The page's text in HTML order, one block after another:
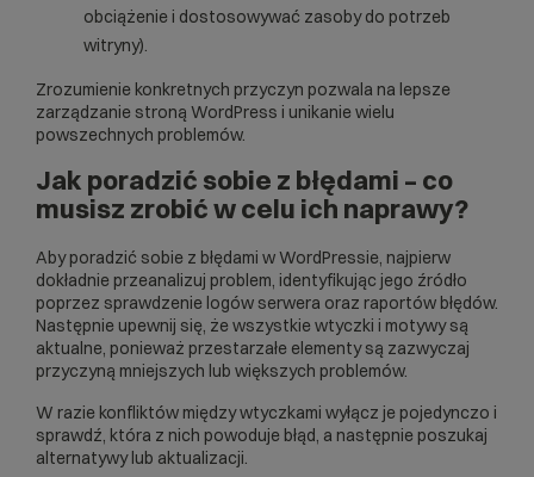
obciążenie i dostosowywać zasoby do potrzeb
witryny).
Zrozumienie konkretnych przyczyn pozwala na lepsze
zarządzanie stroną WordPress i unikanie wielu
powszechnych problemów.
Jak poradzić sobie z błędami – co
musisz zrobić w celu ich naprawy?
Aby poradzić sobie z błędami w WordPressie, najpierw
dokładnie przeanalizuj problem, identyfikując jego źródło
poprzez sprawdzenie logów serwera oraz raportów błędów.
Następnie upewnij się, że wszystkie wtyczki i motywy są
aktualne, ponieważ przestarzałe elementy są zazwyczaj
przyczyną mniejszych lub większych problemów.
W razie konfliktów między wtyczkami wyłącz je pojedynczo i
sprawdź, która z nich powoduje błąd, a następnie poszukaj
alternatywy lub aktualizacji.